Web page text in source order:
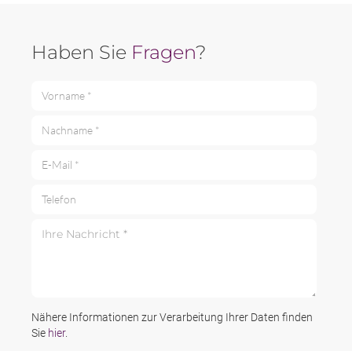
Haben Sie Fragen?
Nähere Informationen zur Verarbeitung Ihrer Daten finden
Sie hier.